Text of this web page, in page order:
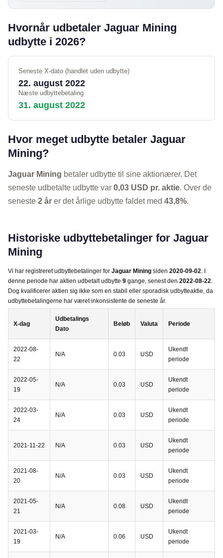
Hvornår udbetaler Jaguar Mining
udbytte i 2026?
Seneste X-dato (handlet uden udbytte)
22. august 2022
Næste udbyttebetaling
31. august 2022
Hvor meget udbytte betaler Jaguar
Mining?
Jaguar Mining betaler udbytte til sine aktionærer. Det
seneste udbetalte udbytte var 0,03 USD pr. aktie. Over de
seneste 2 år er det årlige udbytte faldet med 43,8%.
Historiske udbyttebetalinger for Jaguar
Mining
Vi har registreret udbyttebetalinger for Jaguar Mining siden 2020-09-02. I
denne periode har aktien udbetalt udbytte 9 gange, senest den 2022-08-22.
Dog kvalificerer aktien sig ikke som en stabil eller sporadisk udbytteaktie, da
udbyttebetalingerne har været inkonsistente de seneste år.
X-dag
Udbetalings
Dato
Beløb Valuta Periode
2022-08-
22
N/A 0.03 USD
Ukendt
periode
2022-05-
19
N/A 0.03 USD
Ukendt
periode
2022-03-
24
N/A 0.03 USD
Ukendt
periode
2021-11-22 N/A 0.03 USD
Ukendt
periode
2021-08-
20
N/A 0.03 USD
Ukendt
periode
2021-05-
21
N/A 0.08 USD
Ukendt
periode
2021-03-
19
N/A 0.06 USD
Ukendt
periode